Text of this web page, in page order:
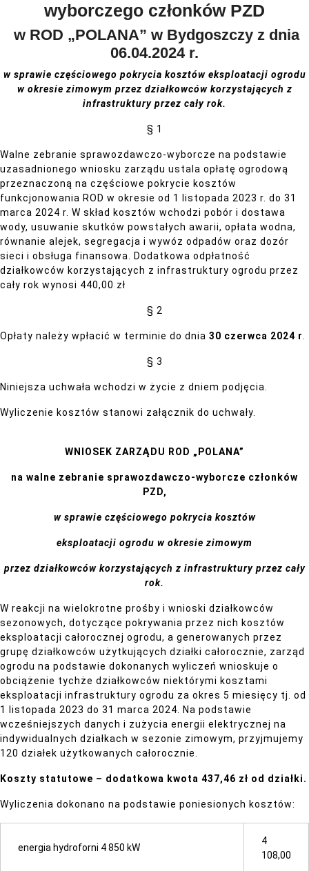
wyborczego członków PZD
w ROD „POLANA” w Bydgoszczy z dnia
06.04.2024 r.
w sprawie częściowego pokrycia kosztów eksploatacji ogrodu
w okresie zimowym przez działkowców korzystających z
infrastruktury przez cały rok.
§ 1
Walne zebranie sprawozdawczo-wyborcze na podstawie
uzasadnionego wniosku zarządu ustala opłatę ogrodową
przeznaczoną na częściowe pokrycie kosztów
funkcjonowania ROD w okresie od 1 listopada 2023 r. do 31
marca 2024 r. W skład kosztów wchodzi pobór i dostawa
wody, usuwanie skutków powstałych awarii, opłata wodna,
równanie alejek, segregacja i wywóz odpadów oraz dozór
sieci i obsługa finansowa. Dodatkowa odpłatność
działkowców korzystających z infrastruktury ogrodu przez
cały rok wynosi 440,00 zł
§ 2
Opłaty należy wpłacić w terminie do dnia 30 czerwca 2024 r
§ 3
Niniejsza uchwała wchodzi w życie z dniem podjęcia.
Wyliczenie kosztów stanowi załącznik do uchwały.
WNIOSEK ZARZĄDU ROD „POLANA”
na walne zebranie sprawozdawczo-wyborcze członków
PZD,
w sprawie częściowego pokrycia kosztów
eksploatacji ogrodu w okresie zimowym
przez działkowców korzystających z infrastruktury przez cały
rok.
W reakcji na wielokrotne prośby i wnioski działkowców
sezonowych, dotyczące pokrywania przez nich kosztów
eksploatacji całorocznej ogrodu, a generowanych przez
grupę działkowców użytkujących działki całorocznie, zarząd
ogrodu na podstawie dokonanych wyliczeń wnioskuje o
obciążenie tychże działkowców niektórymi kosztami
eksploatacji infrastruktury ogrodu za okres 5 miesięcy tj. od
1 listopada 2023 do 31 marca 2024. Na podstawie
wcześniejszych danych i zużycia energii elektrycznej na
indywidualnych działkach w sezonie zimowym, przyjmujemy
120 działek użytkowanych całorocznie.
Koszty statutowe – dodatkowa kwota 437,46 zł od działki.
Wyliczenia dokonano na podstawie poniesionych kosztów:
energia hydroforni 4 850 kW
4
108,00